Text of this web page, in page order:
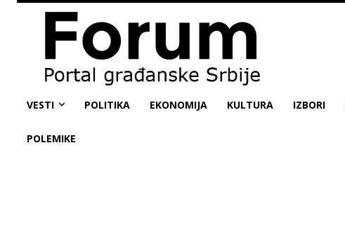
VESTI POLITIKA EKONOMIJA KULTURA IZBORI
POLEMIKE